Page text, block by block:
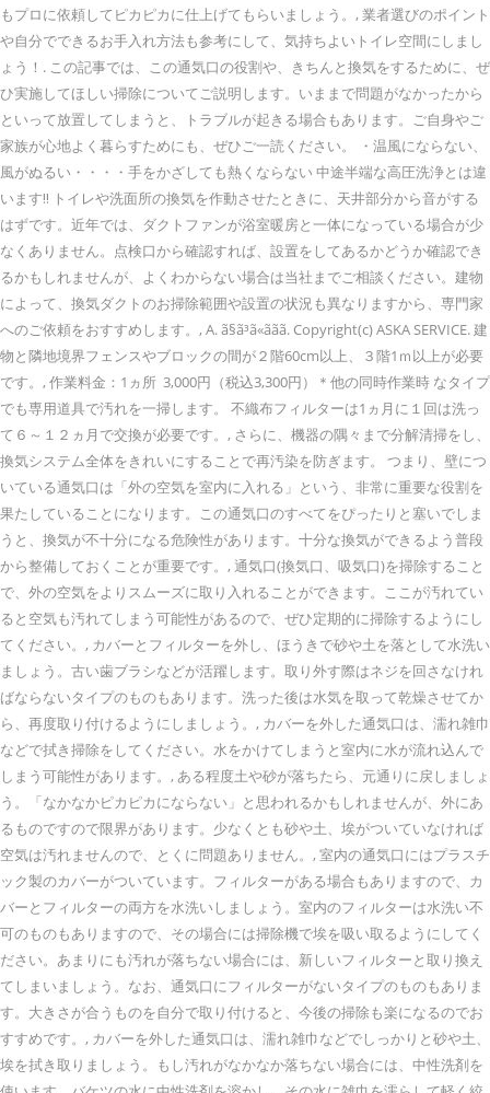
もプロに依頼してピカピカに仕上げてもらいましょう。, 業者選びのポイント
や自分でできるお手入れ方法も参考にして、気持ちよいトイレ空間にしまし
ょう！. この記事では、この通気口の役割や、きちんと換気をするために、ぜ
ひ実施してほしい掃除についてご説明します。いままで問題がなかったから
といって放置してしまうと、トラブルが起きる場合もあります。ご自身やご
家族が心地よく暮らすためにも、ぜひご一読ください。 ・温風にならない、
風がぬるい・・・・手をかざしても熱くならない 中途半端な高圧洗浄とは違
います‼ トイレや洗面所の換気を作動させたときに、天井部分から音がする
はずです。近年では、ダクトファンが浴室暖房と一体になっている場合が少
なくありません。点検口から確認すれば、設置をしてあるかどうか確認でき
るかもしれませんが、よくわからない場合は当社までご相談ください。建物
によって、換気ダクトのお掃除範囲や設置の状況も異なりますから、専門家
へのご依頼をおすすめします。, A. ã§ã³ã«ããã. Copyright(c) ASKA SERVICE. 建
物と隣地境界フェンスやブロックの間が２階60cm以上、３階1ｍ以上が必要
です。, 作業料金：1ヵ所 3,000円（税込3,300円）＊他の同時作業時 なタイプ
でも専用道具で汚れを一掃します。 不織布フィルターは1ヵ月に１回は洗っ
て６～１２ヵ月で交換が必要です。, さらに、機器の隅々まで分解清掃をし、
換気システム全体をきれいにすることで再汚染を防ぎます。 つまり、壁につ
いている通気口は「外の空気を室内に入れる」という、非常に重要な役割を
果たしていることになります。この通気口のすべてをぴったりと塞いでしま
うと、換気が不十分になる危険性があります。十分な換気ができるよう普段
から整備しておくことが重要です。, 通気口(換気口、吸気口)を掃除すること
で、外の空気をよりスムーズに取り入れることができます。ここが汚れてい
ると空気も汚れてしまう可能性があるので、ぜひ定期的に掃除するようにし
てください。, カバーとフィルターを外し、ほうきで砂や土を落として水洗い
ましょう。古い歯ブラシなどが活躍します。取り外す際はネジを回さなけれ
ばならないタイプのものもあります。洗った後は水気を取って乾燥させてか
ら、再度取り付けるようにしましょう。, カバーを外した通気口は、濡れ雑巾
などで拭き掃除をしてください。水をかけてしまうと室内に水が流れ込んで
しまう可能性があります。, ある程度土や砂が落ちたら、元通りに戻しましょ
う。「なかなかピカピカにならない」と思われるかもしれませんが、外にあ
るものですので限界があります。少なくとも砂や土、埃がついていなければ
空気は汚れませんので、とくに問題ありません。, 室内の通気口にはプラスチ
ック製のカバーがついています。フィルターがある場合もありますので、カ
バーとフィルターの両方を水洗いしましょう。室内のフィルターは水洗い不
可のものもありますので、その場合には掃除機で埃を吸い取るようにしてく
ださい。あまりにも汚れが落ちない場合には、新しいフィルターと取り換え
てしまいましょう。なお、通気口にフィルターがないタイプのものもありま
す。大きさが合うものを自分で取り付けると、今後の掃除も楽になるのでお
すすめです。, カバーを外した通気口は、濡れ雑巾などでしっかりと砂や土、
埃を拭き取りましょう。もし汚れがなかなか落ちない場合には、中性洗剤を